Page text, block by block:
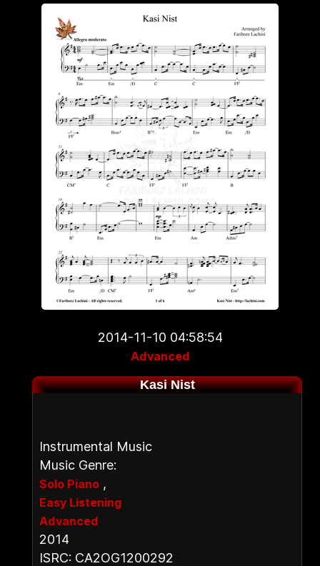
2014-11-10 04:58:54
Advanced
Kasi Nist
Instrumental Music
Music Genre:
Solo Piano ,
Easy Listening
Advanced
2014
ISRC: CA2OG1200292